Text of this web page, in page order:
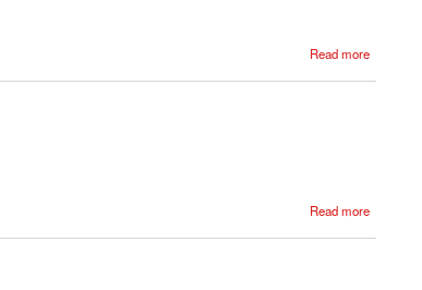
Read more
Read more